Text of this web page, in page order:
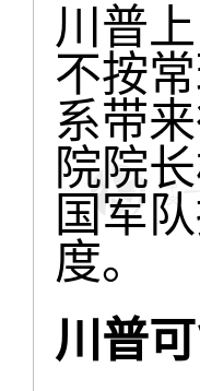
川普
不按
系带
院院
国军
度。
川普